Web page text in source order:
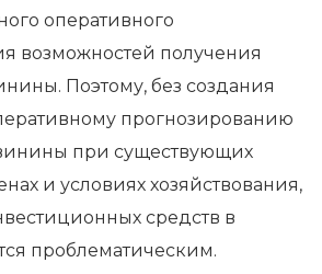
оперативного
возможностей получения
Поэтому, без создания
прогнозированию
при существующих
и условиях хозяйствования,
средств в
проблематическим.